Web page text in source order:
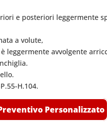
e posteriori leggermente
a volute,
leggermente avvolgente
H.104.
Personalizzato